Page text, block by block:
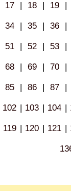
17 | 18 | 19 |
34 | 35 | 36 |
51 | 52 | 53 |
68 | 69 | 70 |
85 | 86 | 87 |
102 | 103 | 104 |
119 | 120 | 121 |